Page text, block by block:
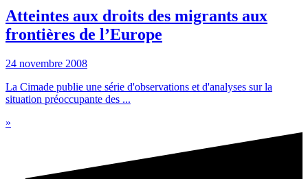
Atteintes aux droits des migrants aux
frontières de l’Europe
24 novembre 2008
La Cimade publie une série d'observations et d'analyses sur la
situation préoccupante des ...
»